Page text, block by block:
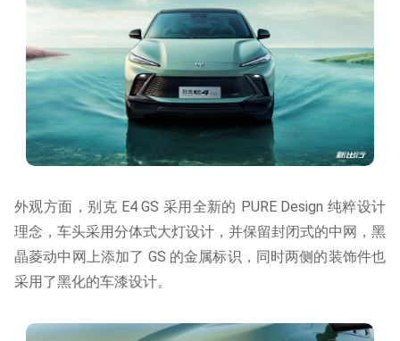
外观方面，别克 E4 GS 采用全新的 PURE Design 纯粹设计
理念，车头采用分体式大灯设计，并保留封闭式的中网，黑
晶菱动中网上添加了 GS 的金属标识，同时两侧的装饰件也
采用了黑化的车漆设计。